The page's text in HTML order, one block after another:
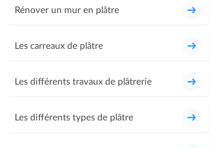
Rénover un mur en plâtre
Les carreaux de plâtre
Les différents travaux de plâtrerie
Les différents types de plâtre